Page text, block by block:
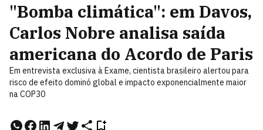
"Bomba climática": em Davos,
Carlos Nobre analisa saída
americana do Acordo de Paris
Em entrevista exclusiva à Exame, cientista brasileiro alertou para
risco de efeito dominó global e impacto exponencialmente maior
na COP30